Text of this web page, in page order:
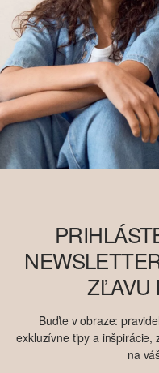
ZĽAVU
Buďte v obraze:
exkluzívne tipy a inšpirácie,
na